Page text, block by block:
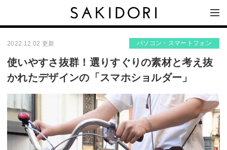
2022.12.02 更新 パソコン・スマートフォン
使いやすさ抜群！選りすぐりの素材と考え抜
かれたデザインの「スマホショルダー」